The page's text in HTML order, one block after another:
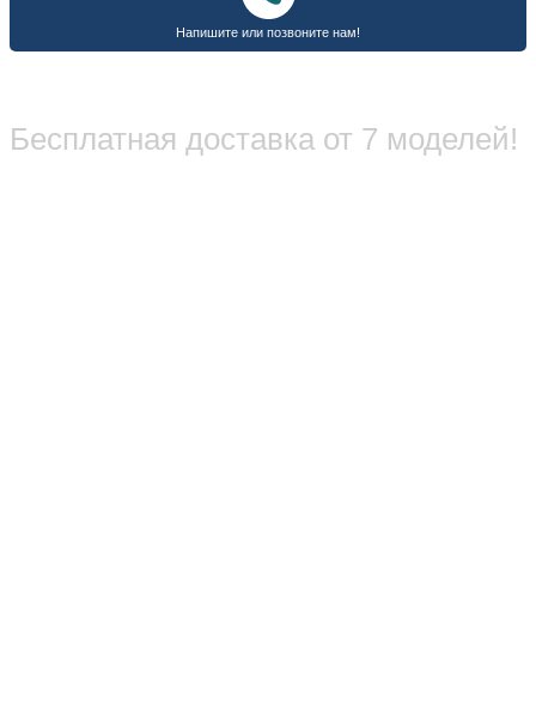
Бесплатная доставка от 7 моделей!